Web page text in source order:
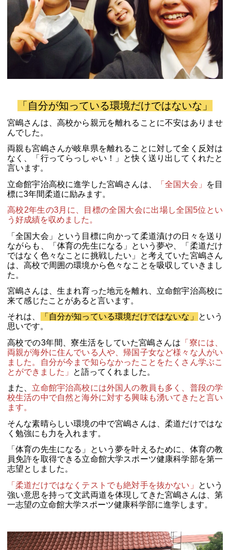
「自分が知っている環境だけではないな」
宮嶋さんは、高校から親元を離れることに不安はありませ
んでした。
両親も宮嶋さんが岐阜県を離れることに対して全く反対は
なく、「行ってらっしゃい！」と快く送り出してくれたと
言います。
立命館宇治高校に進学した宮嶋さんは、
「全国大会」
を目
標に3年間柔道に励みます。
高校2年生の3月に、目標の全国大会に出場し全国5位とい
う好成績を収めました。
「全国大会」という目標に向かって柔道漬けの日々を送り
ながらも、「体育の先生になる」という夢や、「柔道だけ
ではなく色々なことに挑戦したい」と考えていた宮嶋さん
は、高校で周囲の環境から色々なことを吸収していきまし
た。
宮嶋さんは、生まれ育った地元を離れ、立命館宇治高校に
来て感じたことがあると言います。
それは、
「自分が知っている環境だけではないな」
という
思いです。
高校での3年間、寮生活をしていた宮嶋さんは 「寮には、
両親が海外に住んでいる人や、帰国子女など様々な人がい
ました。自分が今まで知らなかったことをたくさん学ぶこ
とができました」
と語ってくれました。
また、 立命館宇治高校には外国人の教員も多く、普段の学
校生活の中で自然と海外に対する興味も湧いてきたと言い
ます。
そんな素晴らしい環境の中で宮嶋さんは、柔道だけではな
く勉強にも力を入れます。
「体育の先生になる」という夢を叶えるために、体育の教
員免許を取得できる立命館大学スポーツ健康科学部を第一
志望としました。
「柔道だけではなくテストでも絶対手を抜かない」
という
強い意思を持って文武両道を体現してきた宮嶋さんは、第
一志望の立命館大学スポーツ健康科学部に進学します。